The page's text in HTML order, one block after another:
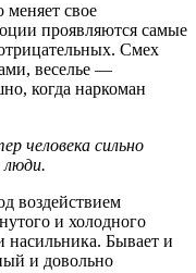
меняет свое
проявляются самые
Смех
веселье —
когда наркоман
человека сильно
люди.
воздействием
и холодного
насильника. Бывает и
и довольно